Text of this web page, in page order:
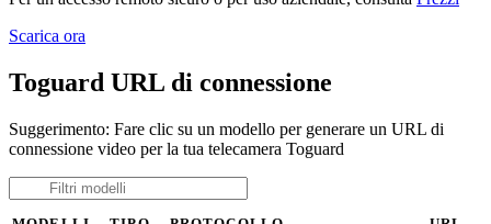
Scarica ora
Toguard URL di connessione
Suggerimento: Fare clic su un modello per generare un URL di
connessione video per la tua telecamera Toguard